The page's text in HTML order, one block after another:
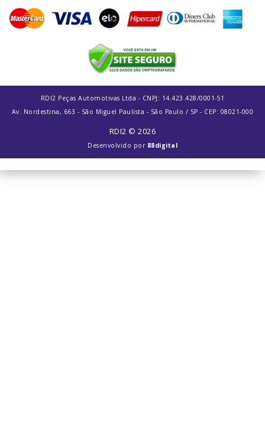
RDI2 Peças Automotivas Ltda - CNPJ: 14.423.428/0001-51
Av. Nordestina, 663 - São Miguel Paulista - São Paulo / SP - CEP: 08021-000
RDI2 © 2026
Desenvolvido por 88digital